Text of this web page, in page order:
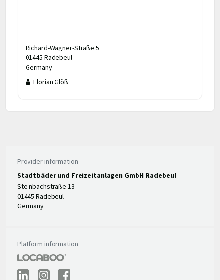
Richard-Wagner-Straße 5
01445 Radebeul
Germany
Florian Glöß
Provider information
Stadtbäder und Freizeitanlagen GmbH Radebeul
Steinbachstraße 13
01445 Radebeul
Germany
Platform information